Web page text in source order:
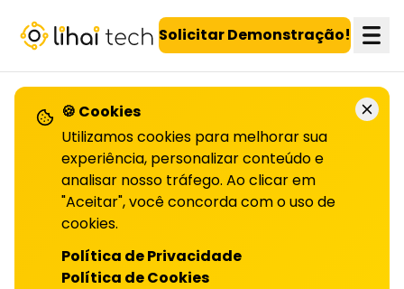
LiHai - Página inicial Solicitar Demonstração!
VOLTAR PARA O BLOG
O futuro do turismo:
experiências pensadas
por IA
🍪 Cookies
Utilizamos cookies para melhorar sua
experiência, personalizar conteúdo e
analisar nosso tráfego. Ao clicar em
"Aceitar", você concorda com o uso de
cookies.
Política de Privacidade
Política de Cookies